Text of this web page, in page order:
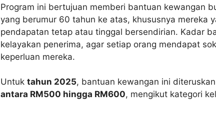
Program ini bertujuan memberi bantuan kewangan
yang berumur 60 tahun ke atas, khususnya mereka
pendapatan tetap atau tinggal bersendirian. Kadar
kelayakan penerima, agar setiap orang mendapat
keperluan mereka.
Untuk tahun 2025, bantuan kewangan ini
antara RM500 hingga RM600, mengikut kategori